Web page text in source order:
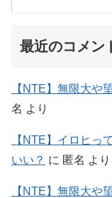
最近のコメン
【NTE】無限大や
名 より
【NTE】イロヒっ
いい？ に 匿名 より
【NTE】無限大や